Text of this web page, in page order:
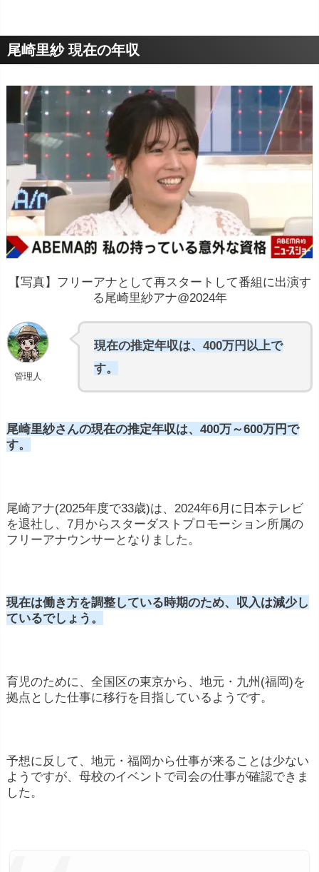
尾崎里紗 現在の年収
【写真】フリーアナとして再スタートして番組に出演す
る尾崎里紗アナ@2024年
管理人
現在の推定年収は、400万円以上で
す。
尾崎里紗さんの現在の推定年収は、400万～600万円で
す。
尾崎アナ(2025年度で33歳)は、2024年6月に日本テレビ
を退社し、7月からスターダストプロモーション所属の
フリーアナウンサーとなりました。
現在は働き方を調整している時期のため、収入は減少し
ているでしょう。
育児のために、全国区の東京から、地元・九州(福岡)を
拠点とした仕事に移行を目指しているようです。
予想に反して、地元・福岡から仕事が来ることは少ない
ようですが、母校のイベントで司会の仕事が確認できま
した。